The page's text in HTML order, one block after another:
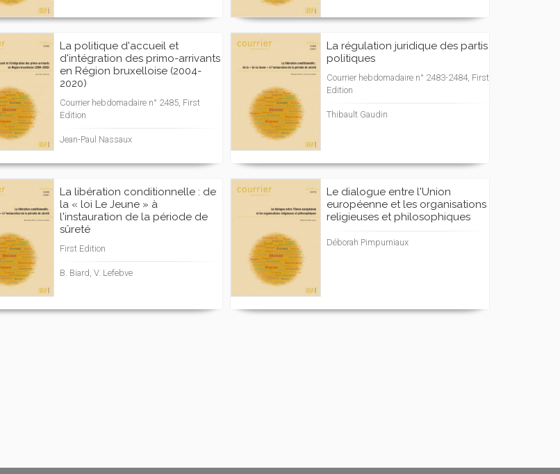
La politique d'accueil et
d'intégration des primo-arrivants
en Région bruxelloise (2004-
2020)
Courrier hebdomadaire n° 2485, First
Edition
Jean-Paul Nassaux
La régulation juridique des partis
politiques
Courrier hebdomadaire n° 2483-2484, First
Edition
Thibault Gaudin
La libération conditionnelle : de
la « loi Le Jeune » à
l'instauration de la période de
sûreté
First Edition
B. Biard, V. Lefebve
Le dialogue entre l'Union
européenne et les organisations
religieuses et philosophiques
Déborah Pimpurniaux